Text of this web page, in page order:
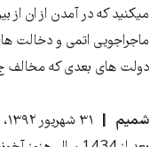
میکنید که در آمدن از ان از
ماجراجویی اتمی و دخالت
دولت های بعدی که مخالف ج
شمیم
۳۱ شهریور ۱۳۹۲، ۱۸:۵۵